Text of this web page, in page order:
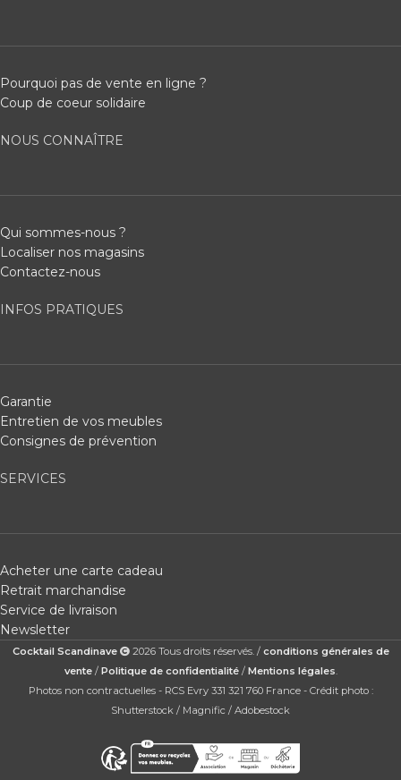
Pourquoi pas de vente en ligne ?
Coup de coeur solidaire
NOUS CONNAÎTRE
Qui sommes-nous ?
Localiser nos magasins
Contactez-nous
INFOS PRATIQUES
Garantie
Entretien de vos meubles
Consignes de prévention
SERVICES
Acheter une carte cadeau
Retrait marchandise
Service de livraison
Newsletter
Cocktail Scandinave 2026 Tous droits réservés. / conditions générales de
vente/ Politique de confidentialité/ Mentions légales
Photos non contractuelles - RCS Evry 331 321 760 France - Crédit photo :
Shutterstock / Magnific / Adobestock